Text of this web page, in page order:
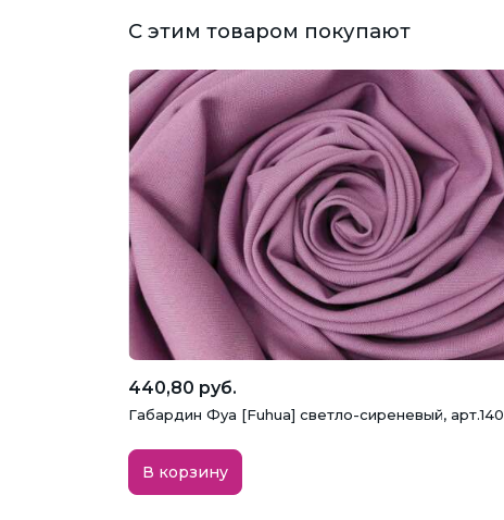
С этим товаром покупают
440,80 руб.
Габардин Фуа [Fuhua] светло-сиреневый, арт.140
В корзину